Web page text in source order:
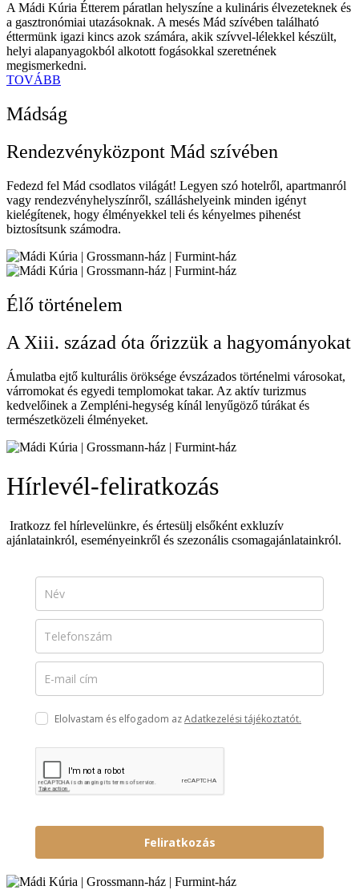
A Mádi Kúria Étterem páratlan helyszíne a kulináris élvezeteknek és
a gasztronómiai utazásoknak. A mesés Mád szívében található
éttermünk igazi kincs azok számára, akik szívvel-lélekkel készült,
helyi alapanyagokból alkotott fogásokkal szeretnének
megismerkedni.
TOVÁBB
Mádság
Rendezvényközpont Mád szívében
Fedezd fel Mád csodlatos világát! Legyen szó hotelről, apartmanról
vagy rendezvényhelyszínről, szálláshelyeink minden igényt
kielégítenek, hogy élményekkel teli és kényelmes pihenést
biztosítsunk számodra.
Élő történelem
A Xiii. század óta őrizzük a hagyományokat
Ámulatba ejtő kulturális öröksége évszázados történelmi városokat,
várromokat és egyedi templomokat takar. Az aktív turizmus
kedvelőinek a Zempléni-hegység kínál lenyűgöző túrákat és
természetközeli élményeket.
Hírlevél-feliratkozás
Iratkozz fel hírlevelünkre, és értesülj elsőként exkluzív
ajánlatainkról, eseményeinkről és szezonális csomagajánlatainkról.
Elolvastam és elfogadom azAdatkezelési tájékoztatót.
Feliratkozás